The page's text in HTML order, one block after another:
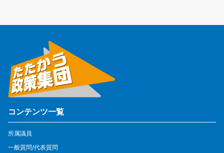
コンテンツ一覧
所属議員
一般質問/代表質問